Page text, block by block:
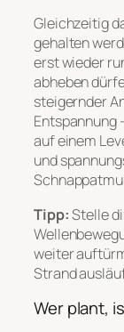
Gleichzeitig
gehalten
erst wieder
abheben
steigernder
Entspannung
auf einem
und
Tipp:Stelle
weiter
Strand
Wer plant,